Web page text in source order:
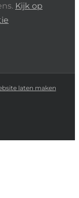
Kijk op
laten maken